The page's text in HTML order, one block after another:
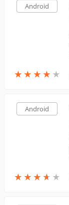
Android
★ ★ ★ ★ ★
★ ★ ★ ★ ★
Android
★ ★ ★ ★ ★
★ ★ ★ ★ ★